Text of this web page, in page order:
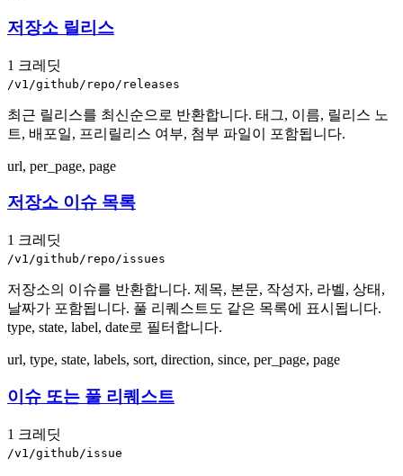
저장소 릴리스
1 크레딧
/v1/github/repo/releases
최근 릴리스를 최신순으로 반환합니다. 태그, 이름, 릴리스 노
트, 배포일, 프리릴리스 여부, 첨부 파일이 포함됩니다.
url, per_page, page
저장소 이슈 목록
1 크레딧
/v1/github/repo/issues
저장소의 이슈를 반환합니다. 제목, 본문, 작성자, 라벨, 상태,
날짜가 포함됩니다. 풀 리퀘스트도 같은 목록에 표시됩니다.
type, state, label, date로 필터합니다.
url, type, state, labels, sort, direction, since, per_page, page
이슈 또는 풀 리퀘스트
1 크레딧
/v1/github/issue